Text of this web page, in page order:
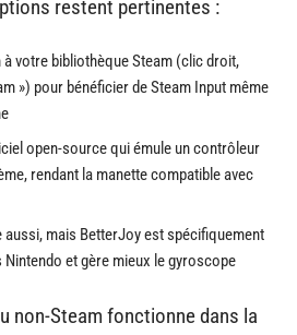
restent pertinentes :
votre bibliothèque Steam (clic droit,
») pour bénéficier de Steam Input même
open-source qui émule un contrôleur
rendant la manette compatible avec
mais BetterJoy est spécifiquement
et gère mieux le gyroscope
non-Steam fonctionne dans la